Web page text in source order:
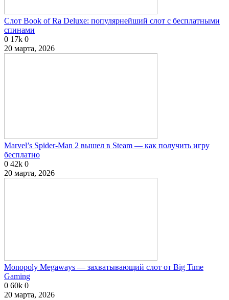
Слот Book of Ra Deluxe: популярнейший слот с бесплатными
спинами
0 17k 0
20 марта, 2026
Marvel’s Spider-Man 2 вышел в Steam — как получить игру
бесплатно
0 42k 0
20 марта, 2026
Monopoly Megaways — захватывающий слот от Big Time
Gaming
0 60k 0
20 марта, 2026